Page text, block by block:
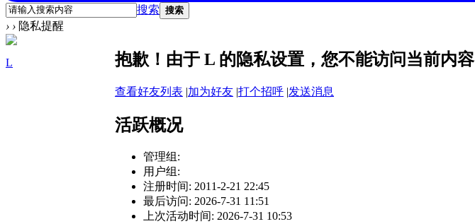
搜索 搜索
› › 隐私提醒
L 抱歉！由于 L 的隐私设置，您不能访问当前内容
查看好友列表 |加为好友 |打个招呼 |发送消息
活跃概况
管理组:
用户组:
注册时间: 2011-2-21 22:45
最后访问: 2026-7-31 11:51
上次活动时间: 2026-7-31 10:53